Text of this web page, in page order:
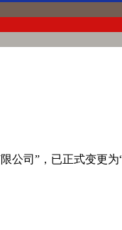
公司”，已正式变更